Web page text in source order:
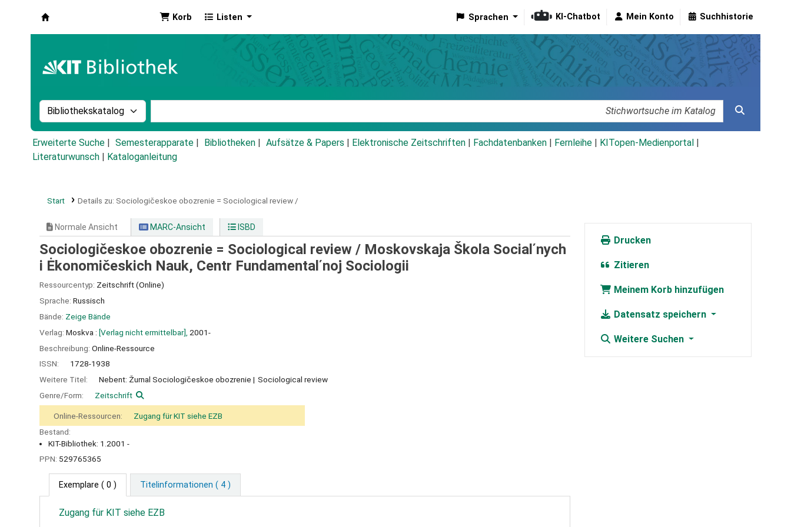
Korb Listen Sprachen KI-Chatbot Mein Konto Suchhistorie
Suche im Katalog nach:
Erweiterte Suche Semesterapparate Bibliotheken Aufsätze & Papers Elektronische Zeitschriften Fachdatenbanken Fernleihe KITopen-Medienportal
Literaturwunsch
Kataloganleitung
Start Details zu: Sociologičeskoe obozrenie = Sociological review /
Normale Ansicht MARC-Ansicht ISBD
Sociologičeskoe obozrenie = Sociological review / Moskovskaja Škola Socialʹnych
i Ėkonomičeskich Nauk, Centr Fundamentalʹnoj Sociologii
Ressourcentyp: Zeitschrift (Online)
Sprache: Russisch
Bände: Zeige Bände
Verlag: Moskva : [Verlag nicht ermittelbar], 2001-
Beschreibung: Online-Ressource
ISSN:
1728-1938
Weitere Titel:
Nebent: Žurnal Sociologičeskoe obozrenie
Sociological review
Genre/Form:
Zeitschrift
Online-Ressourcen:
Zugang für KIT siehe EZB
Bestand:
KIT-Bibliothek: 1.2001 -
PPN: 529765365
Exemplare ( 0 ) Titelinformationen ( 4 )
Zugang für KIT siehe EZB
Drucken
Zitieren
Meinem Korb hinzufügen
Datensatz speichern
Weitere Suchen